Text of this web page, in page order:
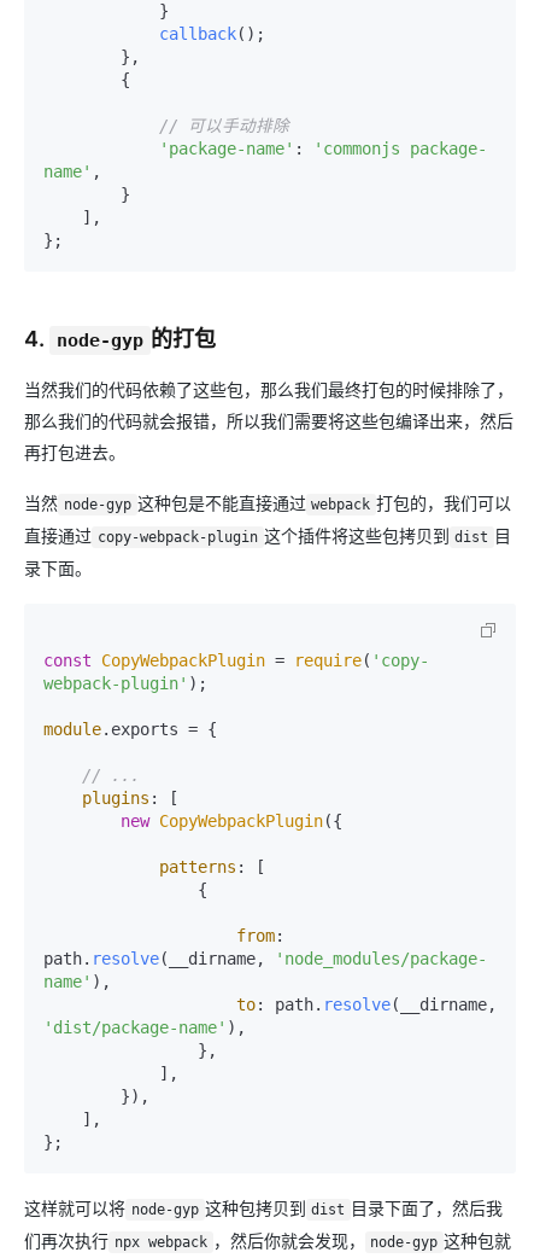
callback();
// 可以手动排除
'package-name' :
'commonjs package-
name' ,
4. node-gyp 的打包
当然我们的代码依赖了这些包，那么我们最终打包的时候排除了，
那么我们的代码就会报错，所以我们需要将这些包编译出来，然后
再打包进去。
当然 node-gyp 这种包是不能直接通过 webpack 打包的，我们可以
直接通过 copy-webpack-plugin 这个插件将这些包拷贝到 dist 目
录下面。
const CopyWebpackPlugin = require( 'copy-
webpack-plugin' );
module. exports = {
// ...
plugins : [
new CopyWebpackPlugin({
patterns : [
from:
path. resolve(__dirname,
'node_modules/package-
name' ),
to: path. resolve
'dist/package-name' ),
这样就可以将 node-gyp 这种包拷贝到 dist 目录下面了，然后我
们再次执行 npx webpack ，然后你就会发现， node-gyp 这种包就